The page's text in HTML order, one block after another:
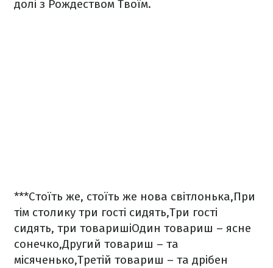
долі з Рождеством Твоїм.
***Стоїть же, стоїть же нова світлонька,При
тім столику три гості сидять,Три гості
сидять, три товаришіОдин товариш – ясне
сонечко,Другий товариш – та
місяченько,Третій товариш – та дрібен